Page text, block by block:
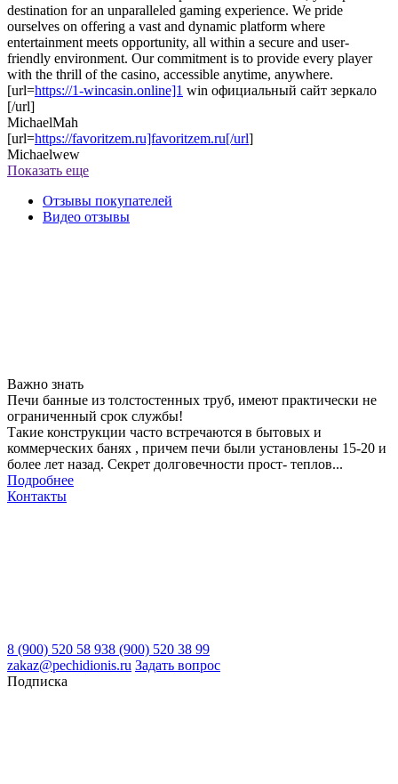
destination for an unparalleled gaming experience. We pride
ourselves on offering a vast and dynamic platform where
entertainment meets opportunity, all within a secure and user-
friendly environment. Our commitment is to provide every player
with the thrill of the casino, accessible anytime, anywhere.
[url=https://1-wincasin.online]1 win официальный сайт зеркало
[/url]
MichaelMah
[url=https://favoritzem.ru]favoritzem.ru[/url]
Michaelwew
Показать еще
Отзывы покупателей
Видео отзывы
Важно знать
Печи банные из толстостенных труб, имеют практически не
ограниченный срок службы!
Такие конструкции часто встречаются в бытовых и
коммерческих банях , причем печи были установлены 15-20 и
более лет назад. Секрет долговечности прост- теплов...
Подробнее
Контакты
8 (900) 520 58 938 (900) 520 38 99
zakaz@pechidionis.ru Задать вопрос
Подписка